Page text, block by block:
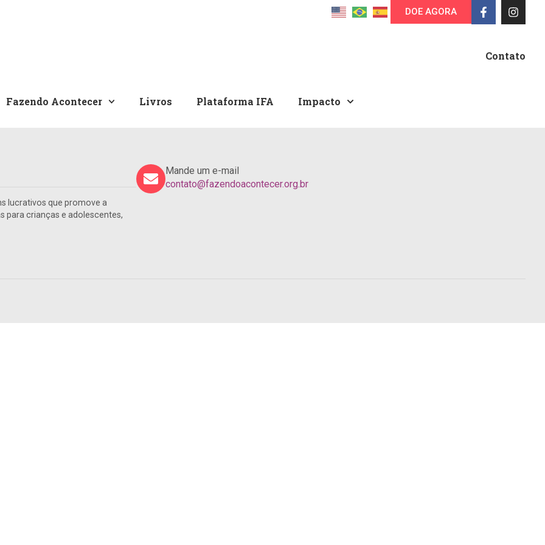
DOE AGORA
Contato
Fazendo Acontecer Livros Plataforma IFA Impacto
lucrativos que promove a
para crianças e adolescentes,
Mande um e-mail
contato@fazendoacontecer.org.br